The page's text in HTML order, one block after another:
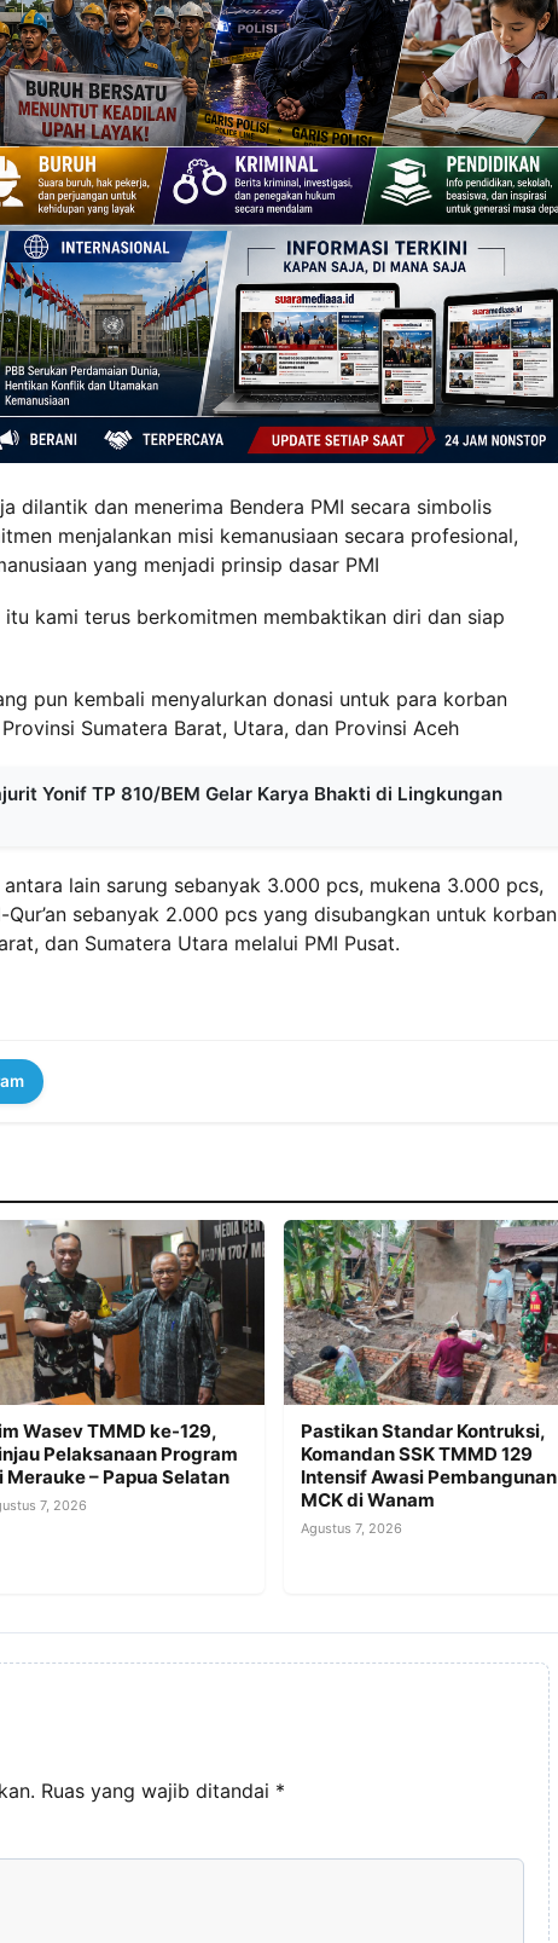
dilantik dan menerima Bendera PMI secara simbolis
menjalankan misi kemanusiaan secara profesional,
yang menjadi prinsip dasar PMI
kami terus berkomitmen membaktikan diri dan siap
pun kembali menyalurkan donasi untuk para korban
Sumatera Barat, Utara, dan Provinsi Aceh
Yonif TP 810/BEM Gelar Karya Bhakti di Lingkungan
lain sarung sebanyak 3.000 pcs, mukena 3.000 pcs,
sebanyak 2.000 pcs yang disubangkan untuk korban
dan Sumatera Utara melalui PMI Pusat.
Wasev TMMD ke-129,
Pelaksanaan Program
Merauke – Papua Selatan
7, 2026
Pastikan Standar Kontruksi,
Komandan SSK TMMD 129
Intensif Awasi Pembangunan
MCK di Wanam
Agustus 7, 2026
Ruas yang wajib ditandai *